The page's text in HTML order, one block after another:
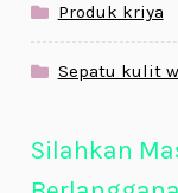
Produk kriya
Sepatu kulit
Silahkan